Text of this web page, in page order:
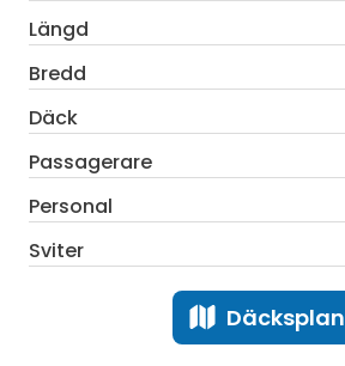
Längd
Bredd
Däck
Passagerare
Personal
Sviter
Däcksplan